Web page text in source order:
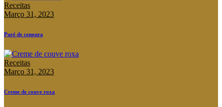
Receitas
Março 31, 2023
Puré de cenoura
Receitas
Março 31, 2023
Creme de couve roxa